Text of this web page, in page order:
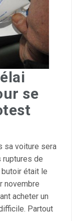
se
sa voiture sera
de
était le
novembre
acheter un
Partout